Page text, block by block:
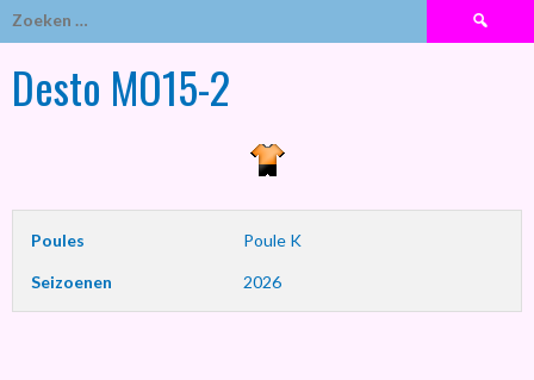
Zoeken
naar:
Desto MO15-2
Poules Poule K
Seizoenen 2026